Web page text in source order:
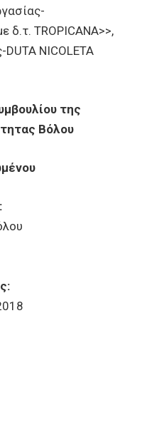
δ.τ. TROPICANA>>,
NICOLETA
της
Βόλου